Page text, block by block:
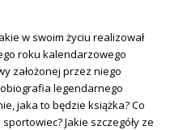
w swoim życiu realizował
roku kalendarzowego
założonej przez niego
legendarnego
jaka to będzie książka? Co
Jakie szczegóły ze